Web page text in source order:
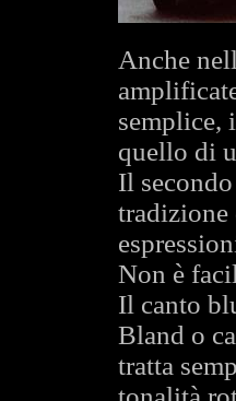
Anche
semplice,
quello di
Il
tradizione
Non è
Il canto
Bland o
tratta